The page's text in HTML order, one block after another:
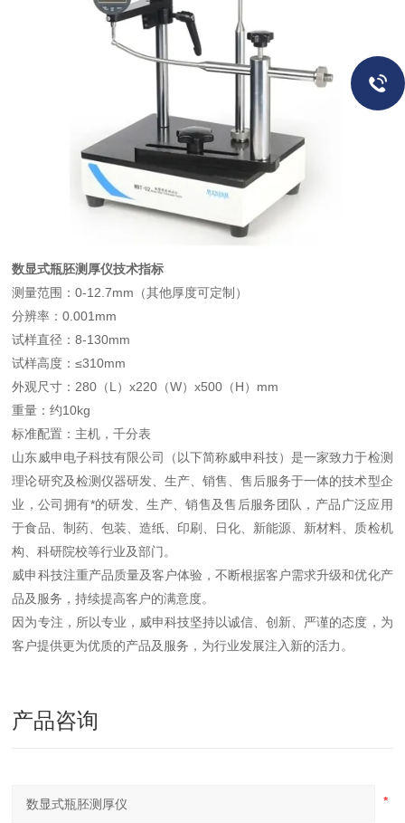
数显式瓶胚测厚仪技术指标
测量范围：0-12.7mm（其他厚度可定制）
分辨率：0.001mm
试样直径：8-130mm
试样高度：≤310mm
外观尺寸：280（L）x220（W）x500（H）mm
重量：约10kg
标准配置：主机，千分表
山东威申电子科技有限公司（以下简称威申科技）是一家致力于检测
理论研究及检测仪器研发、生产、销售、售后服务于一体的技术型企
业，公司拥有*的研发、生产、销售及售后服务团队，产品广泛应用
于食品、制药、包装、造纸、印刷、日化、新能源、新材料、质检机
构、科研院校等行业及部门。
威申科技注重产品质量及客户体验，不断根据客户需求升级和优化产
品及服务，持续提高客户的满意度。
因为专注，所以专业，威申科技坚持以诚信、创新、严谨的态度，为
客户提供更为优质的产品及服务，为行业发展注入新的活力。
产品咨询